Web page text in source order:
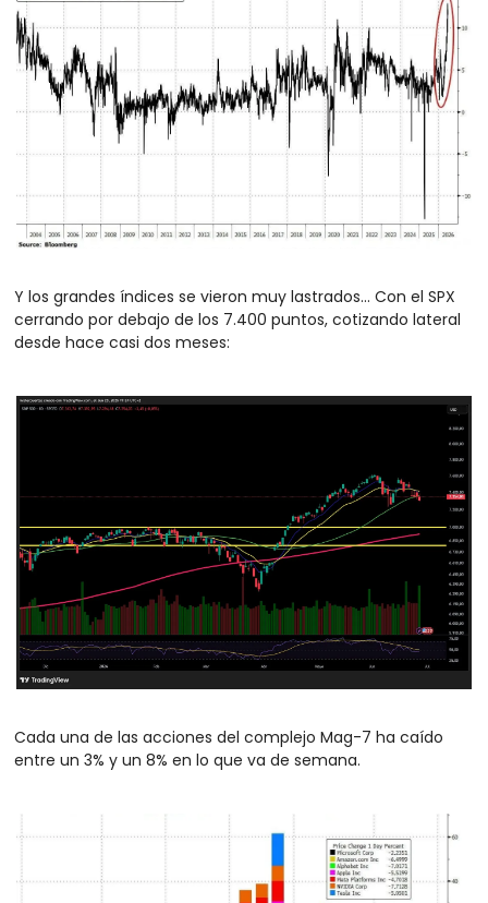
Y los grandes índices se vieron muy lastrados… Con el SPX
cerrando por debajo de los 7.400 puntos, cotizando lateral
desde hace casi dos meses:
Cada una de las acciones del complejo Mag-7 ha caído
entre un 3% y un 8% en lo que va de semana.